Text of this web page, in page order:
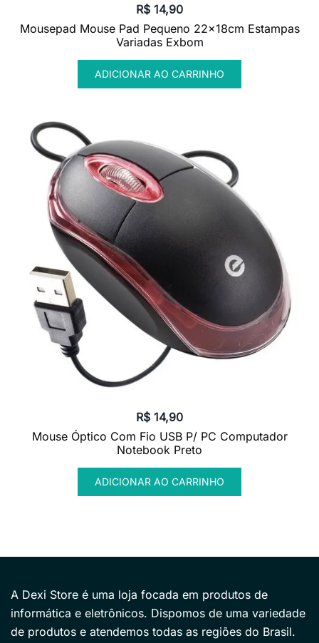
R$ 14,90
Mousepad Mouse Pad Pequeno 22x18cm Estampas
Variadas Exbom
ADICIONAR AO CARRINHO
R$ 14,90
Mouse Óptico Com Fio USB P/ PC Computador
Notebook Preto
ADICIONAR AO CARRINHO
A Dexi Store é uma loja focada em produtos de
informática e eletrônicos. Dispomos de uma variedade
de produtos e atendemos todas as regiões do Brasil.